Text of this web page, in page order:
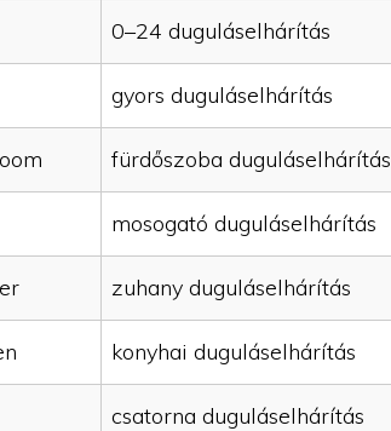
0–24 duguláselhárítás
gyors duguláselhárítás
fürdőszoba duguláselhárítás
mosogató duguláselhárítás
zuhany duguláselhárítás
konyhai duguláselhárítás
csatorna duguláselhárítás